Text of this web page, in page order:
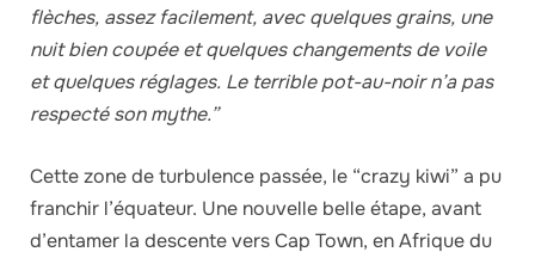
flèches, assez facilement, avec quelques grains, une
nuit bien coupée et quelques changements de voile
et quelques réglages. Le terrible pot-au-noir n’a pas
respecté son mythe.”
Cette zone de turbulence passée, le “crazy kiwi” a pu
franchir l’équateur. Une nouvelle belle étape, avant
d’entamer la descente vers Cap Town, en Afrique du